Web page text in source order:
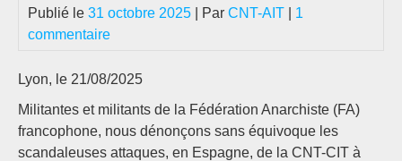
Publié le 31 octobre 2025 | Par CNT-AIT
1
commentaire
Lyon, le 21/08/2025
Militantes et militants de la Fédération Anarchiste (FA)
francophone, nous dénonçons sans équivoque les
scandaleuses attaques, en Espagne, de la CNT-CIT à